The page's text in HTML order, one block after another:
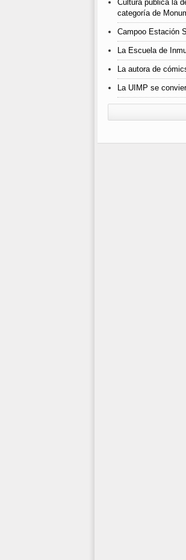
Cultura publica la
categoría de
Campoo Estación
La Escuela de
La autora de
La UIMP se